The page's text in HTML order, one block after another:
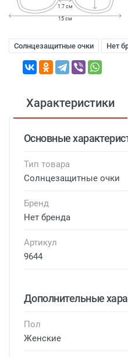
1.7 см
15 см
Солнцезащитные очки Нет
Характеристики
Основные
Тип товара
Солнцезащитные очки
Бренд
Нет бренда
Артикул
9644
Дополнительные
Пол
Женские